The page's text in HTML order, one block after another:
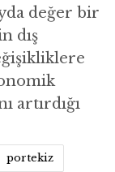
değer bir
dış
artırdığı
portekiz